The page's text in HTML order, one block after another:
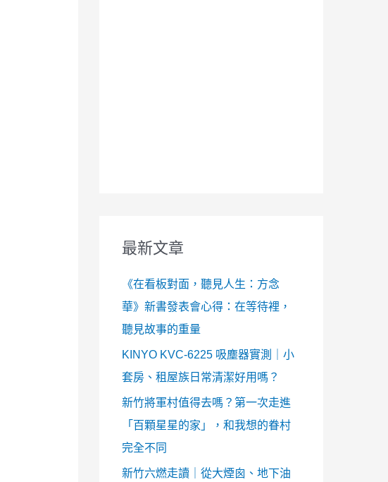
最新文章
《在看板對面，聽見人生：方念
華》新書發表會心得：在等待裡，
聽見故事的重量
KINYO KVC-6225 吸塵器實測｜小
套房、租屋族日常清潔好用嗎？
新竹將軍村值得去嗎？第一次走進
「百顆星星的家」，和我想的眷村
完全不同
新竹六燃走讀｜從大煙囪、地下油